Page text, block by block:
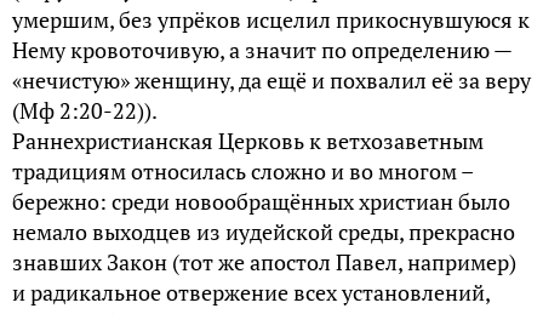
умершим, без упрёков исцелил прикоснувшуюся к
Нему кровоточивую, а значит по определению —
«нечистую» женщину, да ещё и похвалил её за веру
(Мф 2:20-22)).
Раннехристианская Церковь к ветхозаветным
традициям относилась сложно и во многом –
бережно: среди новообращённых христиан было
немало выходцев из иудейской среды, прекрасно
знавших Закон (тот же апостол Павел, например)
и радикальное отвержение всех установлений,